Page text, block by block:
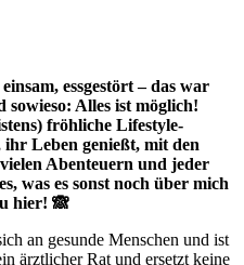
essgestört – das war
sowieso: Alles ist möglich!
fröhliche Lifestyle-
Leben genießt, mit den
Abenteuern und jeder
was es sonst noch über mich
hier! 🙈
an gesunde Menschen und ist
ärztlicher Rat und ersetzt keine